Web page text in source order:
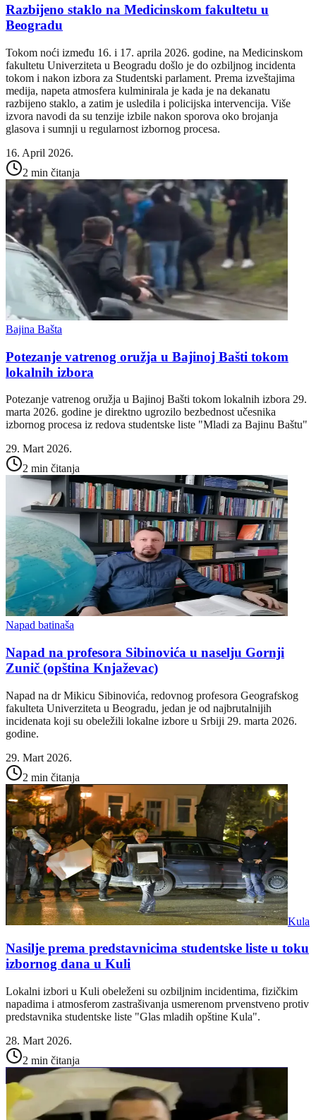
Razbijeno staklo na Medicinskom fakultetu u
Beogradu
Tokom noći između 16. i 17. aprila 2026. godine, na Medicinskom
fakultetu Univerziteta u Beogradu došlo je do ozbiljnog incidenta
tokom i nakon izbora za Studentski parlament. Prema izveštajima
medija, napeta atmosfera kulminirala je kada je na dekanatu
razbijeno staklo, a zatim je usledila i policijska intervencija. Više
izvora navodi da su tenzije izbile nakon sporova oko brojanja
glasova i sumnji u regularnost izbornog procesa.
16. April 2026.
2 min čitanja
Bajina Bašta
Potezanje vatrenog oružja u Bajinoj Bašti tokom
lokalnih izbora
Potezanje vatrenog oružja u Bajinoj Bašti tokom lokalnih izbora 29.
marta 2026. godine je direktno ugrozilo bezbednost učesnika
izbornog procesa iz redova studentske liste "Mladi za Bajinu Baštu"
29. Mart 2026.
2 min čitanja
Napad batinaša
Napad na profesora Sibinovića u naselju Gornji
Zunič (opština Knjaževac)
Napad na dr Mikicu Sibinovića, redovnog profesora Geografskog
fakulteta Univerziteta u Beogradu, jedan je od najbrutalnijih
incidenata koji su obeležili lokalne izbore u Srbiji 29. marta 2026.
godine.
29. Mart 2026.
2 min čitanja
Kula
Nasilje prema predstavnicima studentske liste u toku
izbornog dana u Kuli
Lokalni izbori u Kuli obeleženi su ozbiljnim incidentima, fizičkim
napadima i atmosferom zastrašivanja usmerenom prvenstveno protiv
predstavnika studentske liste "Glas mladih opštine Kula".
28. Mart 2026.
2 min čitanja